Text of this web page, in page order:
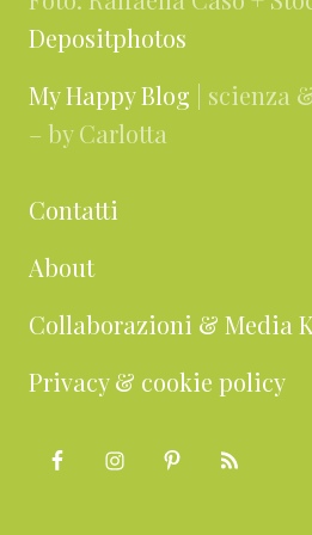
Depositphotos
My Happy Blog | scienza
– by Carlotta
Contatti
About
Collaborazioni & Media
Privacy & cookie policy